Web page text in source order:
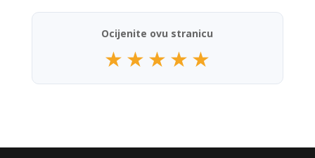
Ocijenite ovu stranicu
★★★★★